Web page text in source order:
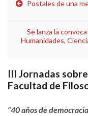
Postales de una
Se lanza la
Humanidades,
III Jornadas
Facultad de
“40 años de